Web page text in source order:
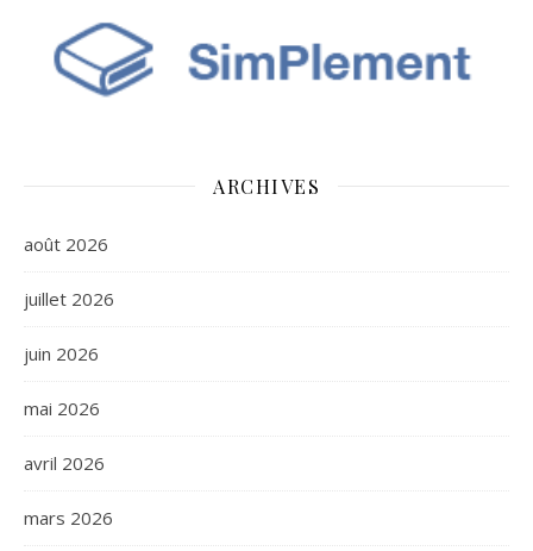
ARCHIVES
août 2026
juillet 2026
juin 2026
mai 2026
avril 2026
mars 2026